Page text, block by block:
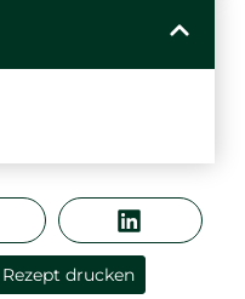
Rezept drucken